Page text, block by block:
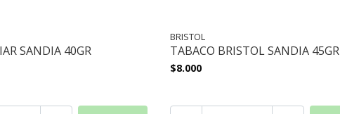
SANDIA 40GR
BRISTOL
TABACO BRISTOL SANDIA 45GR
$8.000